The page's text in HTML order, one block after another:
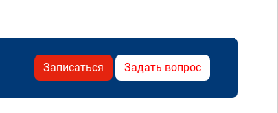
Записаться Задать вопрос